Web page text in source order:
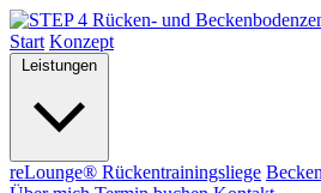
Start Konzept
Leistungen
reLounge® Rückentrainingsliege